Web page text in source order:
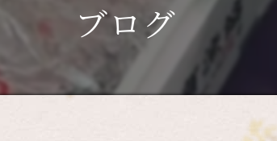
ブログ